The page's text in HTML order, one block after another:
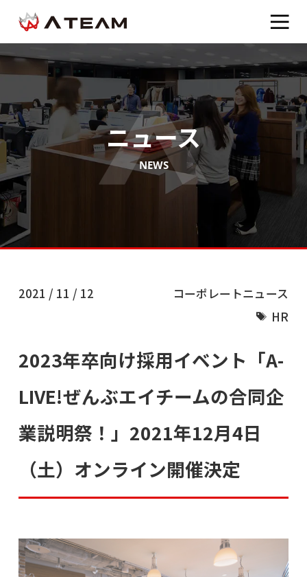
ニュース
NEWS
2021 / 11 / 12
コーポレートニュース
HR
2023年卒向け採用イベント「A-
LIVE!ぜんぶエイチームの合同企
業説明祭！」2021年12月4日
（土）オンライン開催決定